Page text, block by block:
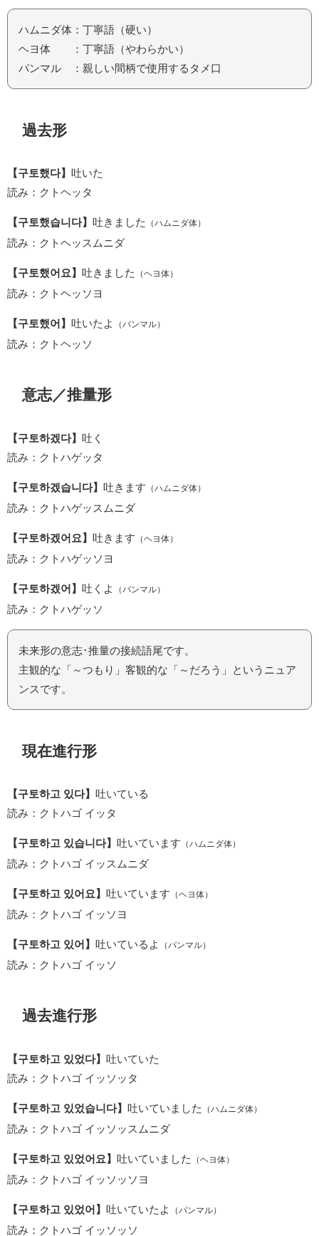
ハムニダ体：丁寧語（硬い）
ヘヨ体 ：丁寧語（やわらかい）
パンマル ：親しい間柄で使用するタメ口
過去形
【구토했다】
吐いた
読み：クトヘッタ
【구토했습니다】 吐きました （ハムニダ体）
読み：クトヘッスムニダ
【구토했어요】 吐きました （ヘヨ体）
読み：クトヘッソヨ
【구토했어】 吐いたよ （パンマル）
読み：クトヘッソ
意志／推量形
【구토하겠다】 吐く
読み：クトハゲッタ
【구토하겠습니다】 吐きます （ハムニダ体）
読み：クトハゲッスムニダ
【구토하겠어요】 吐きます （ヘヨ体）
読み：クトハゲッソヨ
【구토하겠어】 吐くよ （パンマル）
読み：クトハゲッソ
未来形の意志･推量の接続語尾です。
主観的な「～つもり」客観的な「～だろう」というニュア
ンスです。
現在進行形
【구토하고 있다】
吐いている
読み：クトハゴ イッタ
【구토하고 있습니다】 吐いています （ハムニダ体）
読み：クトハゴ イッスムニダ
【구토하고 있어요】 吐いています （ヘヨ体）
読み：クトハゴ イッソヨ
【구토하고 있어】 吐いているよ （パンマル）
読み：クトハゴ イッソ
過去進行形
【구토하고 있었다】 吐いていた
読み：クトハゴ イッソッタ
【구토하고 있었습니다】 吐いていました （ハムニダ体）
読み：クトハゴ イッソッスムニダ
【구토하고 있었어요】 吐いていました （ヘヨ体）
読み：クトハゴ イッソッソヨ
【구토하고 있었어】 吐いていたよ （パンマル）
読み：クトハゴ イッソッソ